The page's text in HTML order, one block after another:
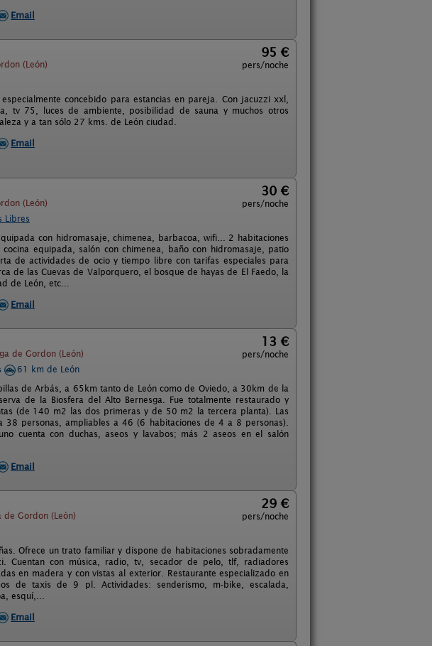
Email
(León)
95 €
pers/noche
concebido para estancias en pareja. Con jacuzzi xxl,
tv 75, luces de ambiente, posibilidad de sauna y muchos otros
y a tan sólo 27 kms. de León ciudad.
Email
(León)
30 €
pers/noche
Libres
con hidromasaje, chimenea, barbacoa, wifi... 2 habitaciones
equipada, salón con chimenea, baño con hidromasaje, patio
de actividades de ocio y tiempo libre con tarifas especiales para
de las Cuevas de Valporquero, el bosque de hayas de El Faedo, la
de León, etc...
Email
de Gordon (León)
13 €
pers/noche
61 km de León
de Arbás, a 65km tanto de León como de Oviedo, a 30km de la
de la Biosfera del Alto Bernesga. Fue totalmente restaurado y
(de 140 m2 las dos primeras y de 50 m2 la tercera planta). Las
personas, ampliables a 46 (6 habitaciones de 4 a 8 personas).
cuenta con duchas, aseos y lavabos; más 2 aseos en el salón
Email
de Gordon (León)
29 €
pers/noche
Ofrece un trato familiar y dispone de habitaciones sobradamente
Cuentan con música, radio, tv, secador de pelo, tlf, radiadores
en madera y con vistas al exterior. Restaurante especializado en
de taxis de 9 pl. Actividades: senderismo, m-bike, escalada,
esquí,...
Email